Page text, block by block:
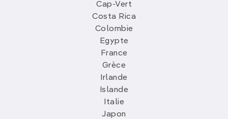
Cap-Vert
Costa Rica
Colombie
Egypte
France
Grèce
Irlande
Islande
Italie
Japon